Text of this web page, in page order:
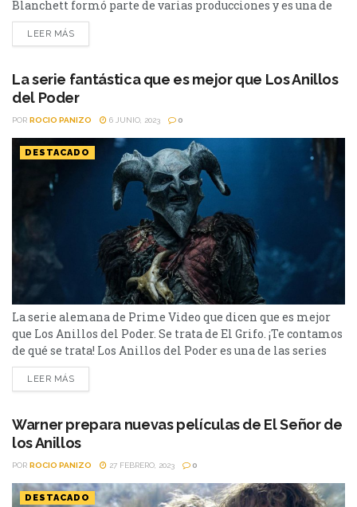
Blanchett formó parte de varias producciones y es una de
las pocas actrices que han ganado los cuatro premios más
importantes del cine: dos premios Óscar, cuatro Globos de
Actores. Entre...
LEER MÁS
La serie fantástica que es mejor que Los Anillos
del Poder
POR ROCIO PANIZO 6 JUNIO, 2023 0
DESTACADO
La serie alemana de Prime Video que dicen que es mejor
que Los Anillos del Poder. Se trata de El Grifo. ¡Te contamos
de qué se trata! Los Anillos del Poder es una de las series
más exitosas de Amazon Prime Video. Durante el año
pasado, se estrenó una nueva serie en la plataforma y tuvo
LEER MÁS
Warner prepara nuevas películas de El Señor de
los Anillos
POR ROCIO PANIZO 27 FEBRERO, 2023 0
DESTACADO